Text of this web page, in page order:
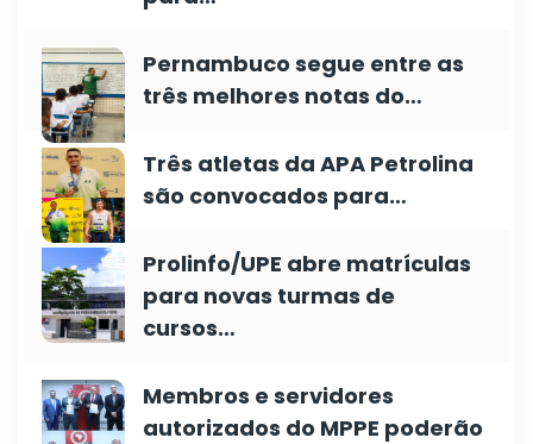
Pernambuco segue entre as
três melhores notas do…
Três atletas da APA Petrolina
são convocados para…
Prolinfo/UPE abre matrículas
para novas turmas de
cursos…
Membros e servidores
autorizados do MPPE poderão